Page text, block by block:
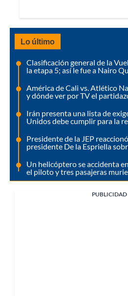
Lo último
Clasificación general de la
la etapa 5; así le fue a Nairo
América de Cali vs. Atlético
y dónde ver por TV el
Irán presenta una lista de
Unidos debe cumplir para la
Presidente de la JEP
presidente De la Espriella
Un helicóptero se accidenta
el piloto y tres pasajeras
PUBLICIDAD